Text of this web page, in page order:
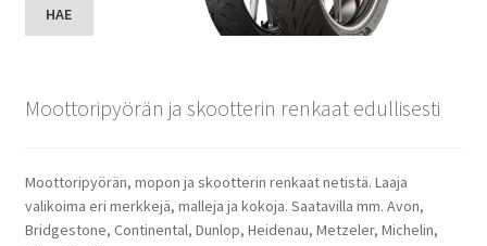
HAE
Moottoripyörän ja skootterin renkaat edullisesti
Moottoripyörän, mopon ja skootterin renkaat netistä. Laaja
valikoima eri merkkejä, malleja ja kokoja. Saatavilla mm. Avon,
Bridgestone, Continental, Dunlop, Heidenau, Metzeler, Michelin,